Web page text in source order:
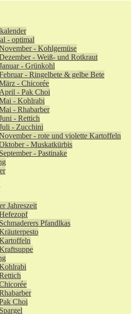
- optimal
- Kohlgemüse
- Weiß- und Rotkraut
- Grünkohl
- Ringelbete & gelbe Bete
- Chicorée
April - Pak Choi
- Kohlrabi
- Rhabarber
- Rettich
- Zucchini
- rote und violette Kartoffeln
- Muskatkürbis
September - Pastinake
Jahreszeit
Schmaderers Pfandlkas
Choi
Spargel